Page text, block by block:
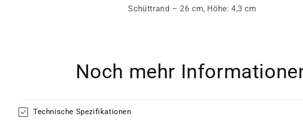
Schüttrand – 26 cm, Höhe: 4,3 cm
Noch mehr
Technische Spezifikationen